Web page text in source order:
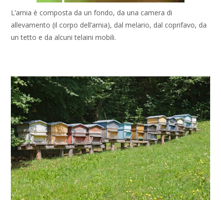
L’arnia è composta da un fondo, da una camera di
allevamento (il corpo dell’arnia), dal melario, dal coprifavo, da
un tetto e da alcuni telaini mobili.